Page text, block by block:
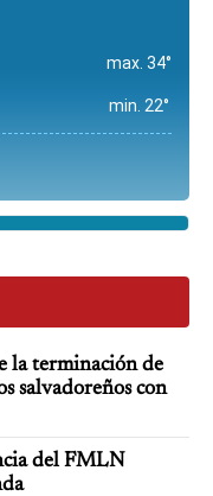
max. 34°
min. 22°
la terminación de
salvadoreños con
del FMLN